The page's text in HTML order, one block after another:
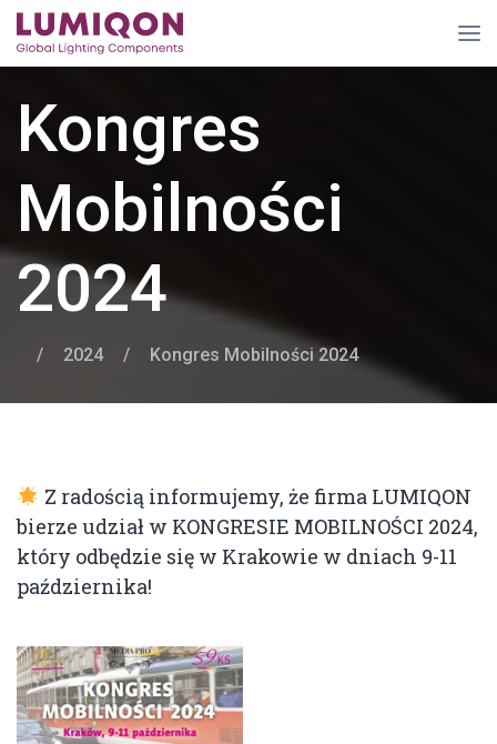
Kongres
Mobilności
2024
/ 2024 / Kongres Mobilności 2024
Z radością informujemy, że firma LUMIQON
bierze udział w KONGRESIE MOBILNOŚCI 2024,
który odbędzie się w Krakowie w dniach 9-11
października!